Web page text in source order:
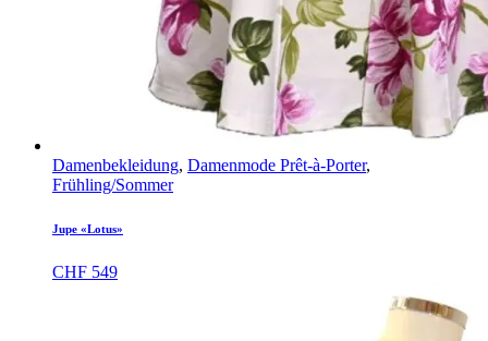
Damenbekleidung, Damenmode Prêt-à-Porter,
Frühling/Sommer
Jupe «Lotus»
CHF 549